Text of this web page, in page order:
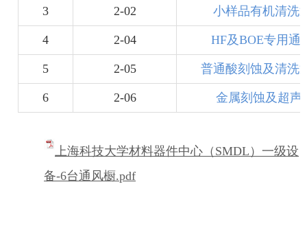
3 2-02 小样品有机清洗
4 2-04 HF及BOE专用通
5 2-05 普通酸刻蚀及清洗
6 2-06 金属刻蚀及超声
上海科技大学材料器件中心（SMDL）一级设
备-6台通风橱.pdf